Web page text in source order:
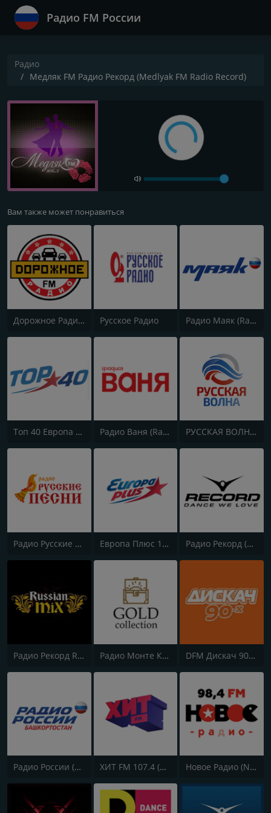
Радио FM России
Радио
Медляк FM Радио Рекорд (Medlyak FM Radio Record)
Вам также может понравиться
Дорожное Радио (Dorojnoe Radio) Русское Радио Радио Маяк (Radio Mayak)
Топ 40 Европа Плюс (Top 40 Europa Plus) Радио Ваня (Radio Vanya) РУССКАЯ ВОЛНА - RUSSIAN WAVE
Радио Русские Песни | Russian Songs Radio | RuSongs Европа Плюс 106.2 FM (Europa Plus) Радио Рекорд (Radio Record)
Радио Рекорд Russian Mix (Radio Record Russian Mix) Радио Монте Карло (Radio Monte Carlo) DFM Дискач 90х (DFM Disco 90s)
Радио России (Radio Rossii) Вести Vesti ХИТ FM 107.4 (Hit FM) Новое Радио (New Radio, Novoe Radio)